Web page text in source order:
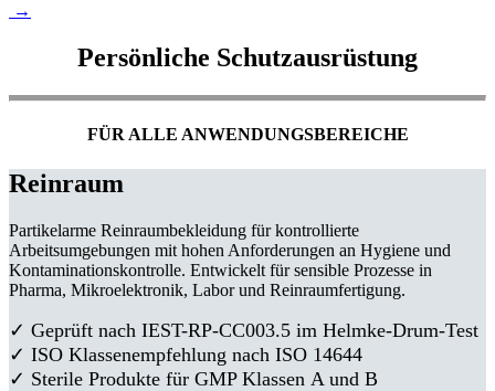
→
Persönliche Schutzausrüstung
FÜR ALLE ANWENDUNGSBEREICHE
Reinraum
Partikelarme Reinraumbekleidung für kontrollierte
Arbeitsumgebungen mit hohen Anforderungen an Hygiene und
Kontaminationskontrolle. Entwickelt für sensible Prozesse in
Pharma, Mikroelektronik, Labor und Reinraumfertigung.
✓ Geprüft nach IEST-RP-CC003.5 im Helmke-Drum-Test
✓ ISO Klassenempfehlung nach ISO 14644
✓ Sterile Produkte für GMP Klassen A und B